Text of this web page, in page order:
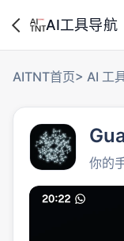
AI工具导航
AITNT首页> AI 工
你的